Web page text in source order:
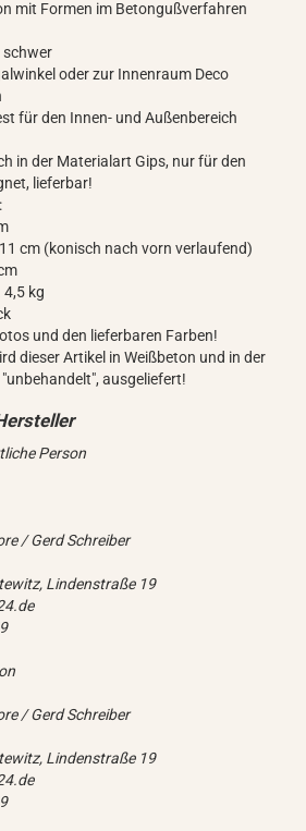
mit Formen im Betongußverfahren
schwer
oder zur Innenraum Deco
für den Innen- und Außenbereich
in der Materialart Gips, nur für den
lieferbar!
cm (konisch nach vorn verlaufend)
kg
und den lieferbaren Farben!
dieser Artikel in Weißbeton und in der
"unbehandelt", ausgeliefert!
Person
/ Gerd Schreiber
Lindenstraße 19
/ Gerd Schreiber
Lindenstraße 19